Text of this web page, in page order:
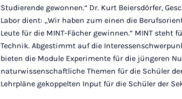
Studierende gewonnen.“ Dr. Kurt Beiersdörfer,
Labor dient: „Wir haben zum einen die
Leute für die MINT-Fächer gewinnen.“ MINT
Technik. Abgestimmt auf die
bieten die Module Experimente für die jüngeren
naturwissenschaftliche Themen für die Schüler
Lehrpläne gekoppelten Input für die Schüler der